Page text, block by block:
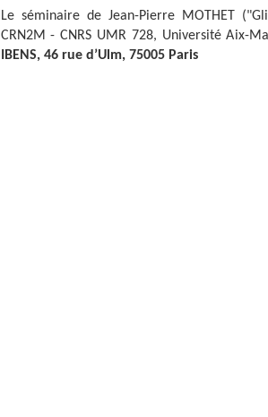
Le séminaire de Jean-Pierre MOTHET
CRN2M - CNRS UMR 728, Université Aix-
IBENS, 46 rue d’Ulm, 75005 Paris